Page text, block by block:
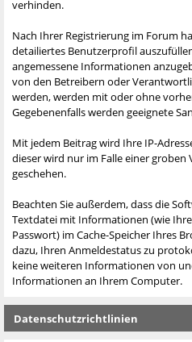
verhinden.
Nach Ihrer Registrierung im Forum
detailiertes Benutzerprofil
angemessene Informationen
von den Betreibern oder
werden, werden mit oder ohne
Gegebenenfalls werden geeignete
Mit jedem Beitrag wird Ihre IP-
dieser wird nur im Falle einer groben
geschehen.
Beachten Sie außerdem, dass die
Textdatei mit Informationen (wie
Passwort) im Cache-Speicher Ihres
dazu, Ihren Anmeldestatus zu
keine weiteren Informationen von
Informationen an Ihrem Computer.
Datenschutzrichtlinien